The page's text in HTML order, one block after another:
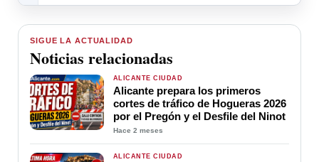
SIGUE LA ACTUALIDAD
Noticias relacionadas
ALICANTE CIUDAD
Alicante prepara los primeros
cortes de tráfico de Hogueras 2026
por el Pregón y el Desfile del Ninot
Hace 2 meses
ALICANTE CIUDAD